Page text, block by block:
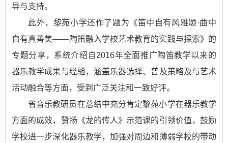
导与支持。
此外，黎苑小学还作了题为《笛中自有风雅颂·曲中
自有真善美——陶笛融入学校艺术教育的实践与探索》的
专题分享，系统介绍自2016年全面推广陶笛教学以来的
器乐教学成果与经验，涵盖乐器选择、普及策略及与艺术
活动融合等方面，受到广泛关注和一致好评。
省音乐教研员在总结中充分肯定黎苑小学在器乐教学
方面的成效，赞扬《龙的传人》示范课的引领价值，鼓励
学校进一步深化器乐教学，加强对周边和薄弱学校的带动